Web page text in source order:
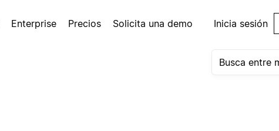
Enterprise Precios Solicita una demo Inicia sesión